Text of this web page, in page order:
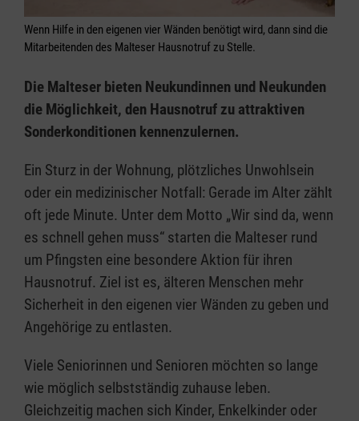
Wenn Hilfe in den eigenen vier Wänden benötigt wird, dann sind die
Mitarbeitenden des Malteser Hausnotruf zu Stelle.
Die Malteser bieten Neukundinnen und Neukunden
die Möglichkeit, den Hausnotruf zu attraktiven
Sonderkonditionen kennenzulernen.
Ein Sturz in der Wohnung, plötzliches Unwohlsein
oder ein medizinischer Notfall: Gerade im Alter zählt
oft jede Minute. Unter dem Motto „Wir sind da, wenn
es schnell gehen muss“ starten die Malteser rund
um Pfingsten eine besondere Aktion für ihren
Hausnotruf. Ziel ist es, älteren Menschen mehr
Sicherheit in den eigenen vier Wänden zu geben und
Angehörige zu entlasten.
Viele Seniorinnen und Senioren möchten so lange
wie möglich selbstständig zuhause leben.
Gleichzeitig machen sich Kinder, Enkelkinder oder